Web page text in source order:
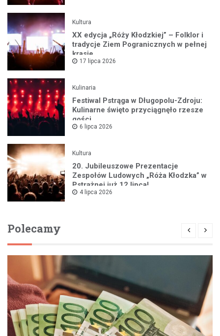
Kultura
XX edycja „Róży Kłodzkiej” – Folklor i
tradycje Ziem Pogranicznych w pełnej
krasie
17 lipca 2026
Kulinaria
Festiwal Pstrąga w Długopolu-Zdroju:
Kulinarne święto przyciągnęło rzesze
gości
6 lipca 2026
Kultura
20. Jubileuszowe Prezentacje
Zespołów Ludowych „Róża Kłodzka” w
Pstrążnej już 12 lipca!
4 lipca 2026
Polecamy